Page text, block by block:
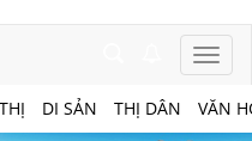
DI SẢN THỊ DÂN VĂN